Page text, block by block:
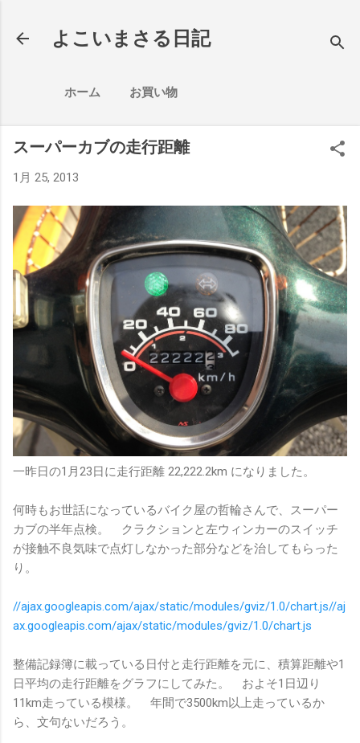
よこいまさる日記
ホーム お買い物
スーパーカブの走行距離
1月 25, 2013
一昨日の1月23日に走行距離 22,222.2km になりました。
何時もお世話になっているバイク屋の哲輪さんで、スーパー
カブの半年点検。 クラクションと左ウィンカーのスイッチ
が接触不良気味で点灯しなかった部分などを治してもらった
り。
//ajax.googleapis.com/ajax/static/modules/gviz/1.0/chart.js//aj
ax.googleapis.com/ajax/static/modules/gviz/1.0/chart.js
整備記録簿に載っている日付と走行距離を元に、積算距離や1
日平均の走行距離をグラフにしてみた。 およそ1日辺り
11km走っている模様。 年間で3500km以上走っているか
ら、文句ないだろう。